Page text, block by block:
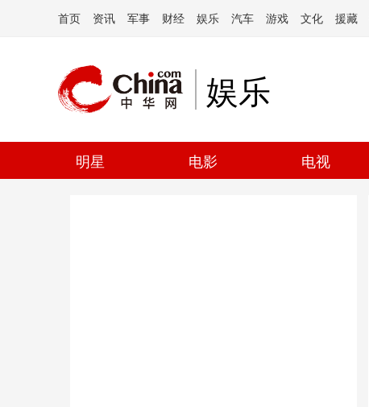
首页 资讯 军事 财经 娱乐 汽车 游戏 文化 援藏
娱乐
明星 电影 电视